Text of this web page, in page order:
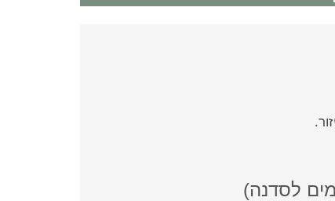
לסדנה)